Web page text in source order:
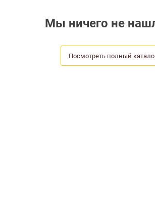
Мы ничего не
Посмотреть полный